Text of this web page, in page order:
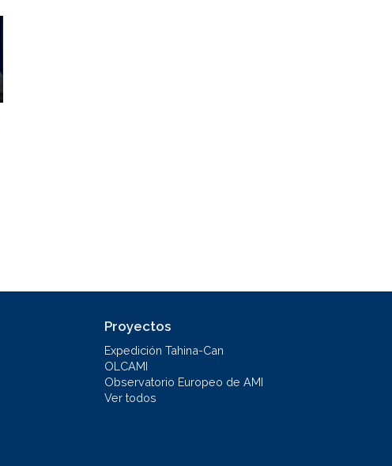
Proyectos
Expedición Tahina-Can
OLCAMI
Observatorio Europeo de AMI
Ver todos